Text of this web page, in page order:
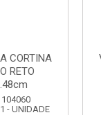
CORTINA
RETO
- UNIDADE